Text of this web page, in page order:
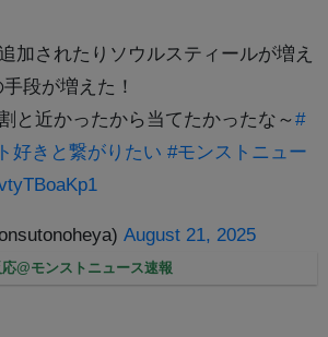
加されたりソウルスティールが増え
段が増えた！
と近かったから当てたかったな～#
好きと繋がりたい #モンストニュー
August 21, 2025
@モンストニュース速報